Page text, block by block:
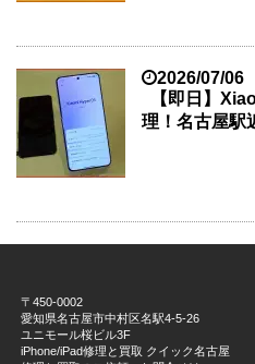
2026/07/06
【即日】
理！名古屋駅
〒450-0002
愛知県名古屋市中村区名駅4-5-26
ユニモール桜ビル3F
iPhone/iPad修理と買取 クイック名古屋